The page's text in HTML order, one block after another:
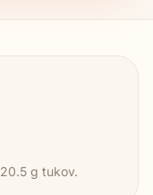
20.5 g tukov.